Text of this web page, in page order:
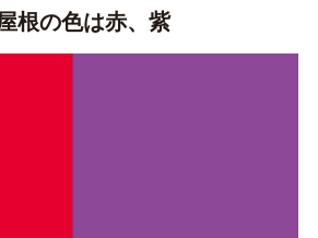
根の色は赤、紫